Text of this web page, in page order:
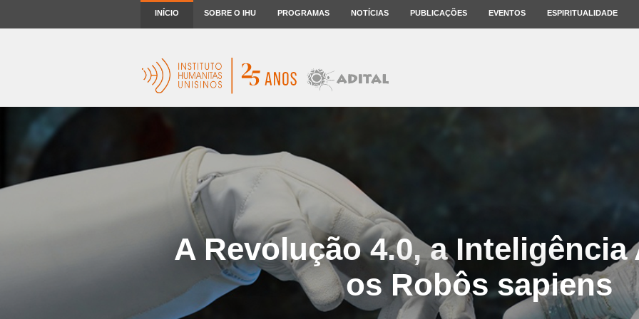
INÍCIO SOBRE O IHU PROGRAMAS NOTÍCIAS PUBLICAÇÕES EVENTOS ESPIRITUALIDADE
A Revolução 4.0, a
os Robôs sapiens